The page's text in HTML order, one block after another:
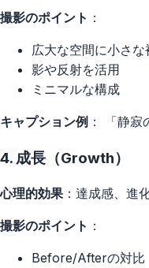
撮影のポイント ：
広大な空間に小さな
影や反射を活用
ミニマルな構成
キャプション例 ： 「静寂
4. 成長（Growth）
心理的効果 ：達成感、進
撮影のポイント ：
Before/Afterの対比